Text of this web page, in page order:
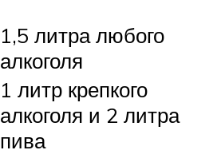
1,5 литра любого
алкоголя
1 литр крепкого
алкоголя и 2 литра
пива